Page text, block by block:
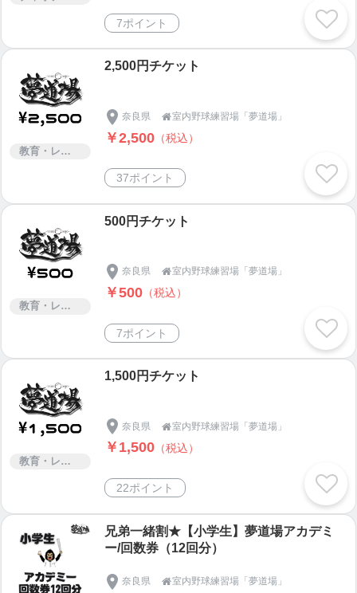
7ポイント
教育・レッスン・講習
2,500円チケット
奈良県 室内野球練習場「夢道場」
￥2,500 （税込）
37ポイント
教育・レッスン・講習
500円チケット
奈良県 室内野球練習場「夢道場」
￥500 （税込）
7ポイント
教育・レッスン・講習
1,500円チケット
奈良県 室内野球練習場「夢道場」
￥1,500 （税込）
22ポイント
兄弟一緒割★【小学生】夢道場アカデミ
ー/回数券（12回分）
奈良県 室内野球練習場「夢道場」